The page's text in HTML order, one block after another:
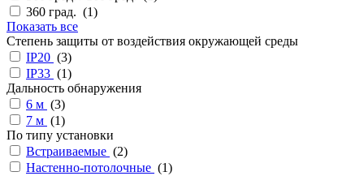
360 град. (1)
Показать все
Степень защиты от воздействия окружающей среды
IP20 (3)
IP33 (1)
Дальность обнаружения
6 м (3)
7 м (1)
По типу установки
Встраиваемые (2)
Настенно-потолочные (1)